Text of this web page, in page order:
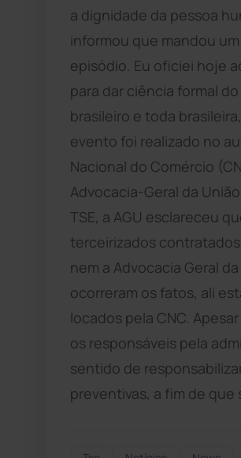
a dignidade da pessoa
informou que mandou
episódio. Eu oficiei hoje
para dar ciência formal
brasileiro e toda
evento foi realizado no
Nacional do Comércio
Advocacia-Geral da
TSE, a AGU esclareceu
terceirizados contratados
nem a Advocacia Geral
ocorreram os fatos, ali
locados pela CNC.
os responsáveis pela
sentido de
preventivas, a fim de que